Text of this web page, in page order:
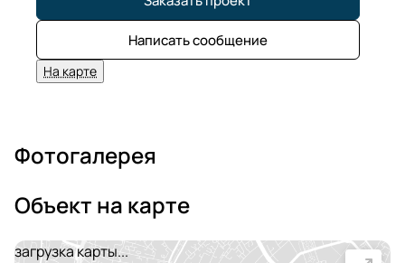
Написать сообщение
На карте
Фотогалерея
Объект на карте
загрузка карты...